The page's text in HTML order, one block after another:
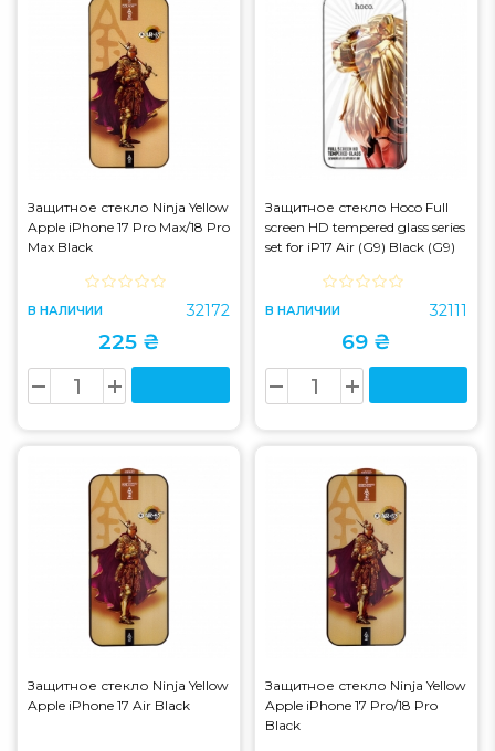
Защитное стекло Ninja Yellow
Apple iPhone 17 Pro Max/18 Pro
Max Black
В НАЛИЧИИ 32172
225 ₴
Защитное стекло Hoco Full
screen HD tempered glass series
set for iP17 Air (G9) Black (G9)
В НАЛИЧИИ 32111
69 ₴
Защитное стекло Ninja Yellow
Apple iPhone 17 Air Black
Защитное стекло Ninja Yellow
Apple iPhone 17 Pro/18 Pro
Black